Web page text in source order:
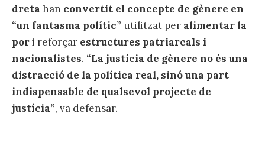
dreta han convertit el concepte de gènere en
“un fantasma polític” utilitzat per alimentar la
pori reforçar estructures patriarcals i
nacionalistes. “La justícia de gènere no és una
distracció de la política real, sinó una part
indispensable de qualsevol projecte de
justícia”, va defensar.